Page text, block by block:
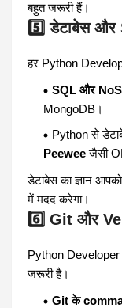
बहुत जरूरी हैं।
5️⃣ डेटाबेस और
हर Python
SQL और
MongoDB।
Python से
Peeweeजैसी
डेटाबेस का ज्ञान
में मदद करेगा।
6️⃣ Git और
Python
जरूरी है।
Git के